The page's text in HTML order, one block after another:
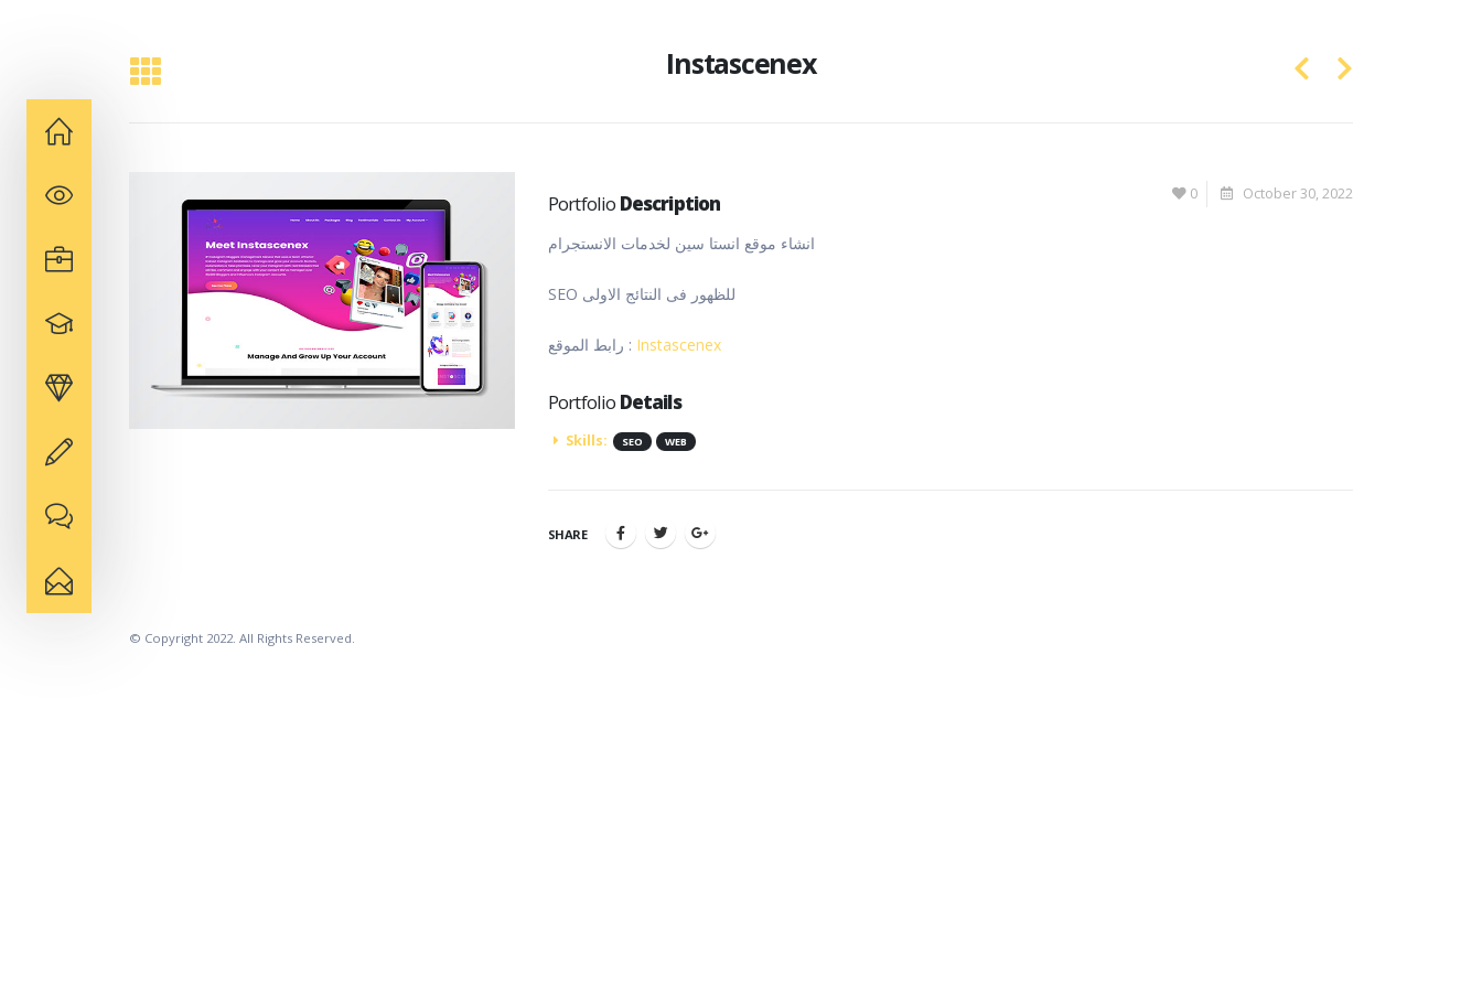
Instascenex
Portfolio Description 0 October 30, 2022
انشاء موقع انستا سين لخدمات الانستجرام
SEO للظهور فى النتائج الاولى
رابط الموقع : Instascenex
Portfolio Details
Skills: SEO WEB
SHARE
© Copyright 2022. All Rights Reserved.